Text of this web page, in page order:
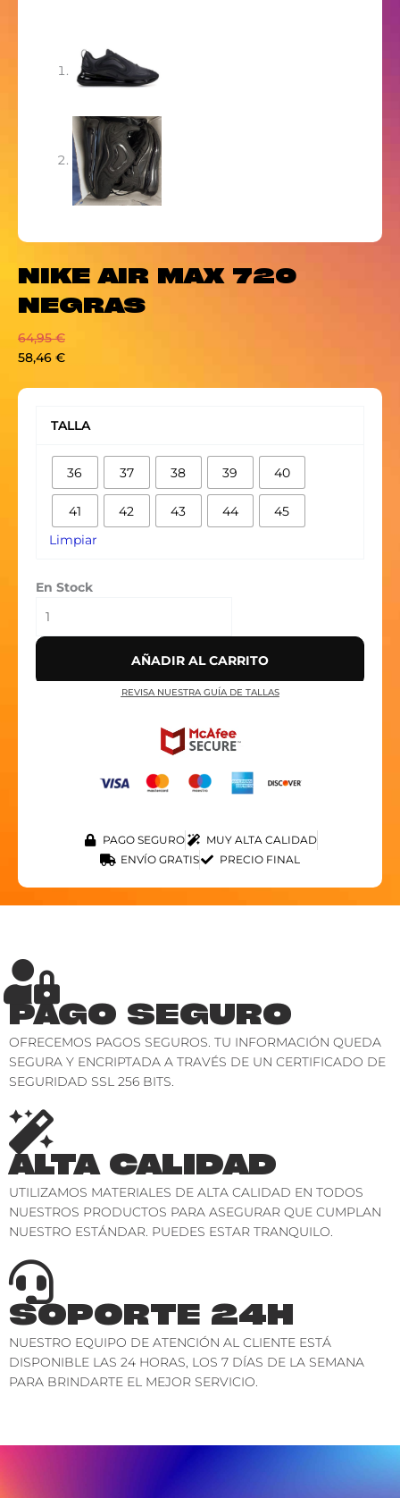
NIKE AIR MAX 720
NEGRAS
64,95€
58,46 €
TALLA
36 37 38 39 40
41 42 43 44 45
Limpiar
En Stock
720
NEGRAS
cantidad
AÑADIR AL CARRITO
REVISA NUESTRA GUÍA DE TALLAS
PAGO SEGURO
MUY ALTA CALIDAD
ENVÍO GRATIS
PRECIO FINAL
PAGO SEGURO
OFRECEMOS PAGOS SEGUROS. TU INFORMACIÓN QUEDA
SEGURA Y ENCRIPTADA A TRAVÉS DE UN CERTIFICADO DE
SEGURIDAD SSL 256 BITS.
ALTA CALIDAD
UTILIZAMOS MATERIALES DE ALTA CALIDAD EN TODOS
NUESTROS PRODUCTOS PARA ASEGURAR QUE CUMPLAN
NUESTRO ESTÁNDAR. PUEDES ESTAR TRANQUILO.
SOPORTE 24H
NUESTRO EQUIPO DE ATENCIÓN AL CLIENTE ESTÁ
DISPONIBLE LAS 24 HORAS, LOS 7 DÍAS DE LA SEMANA
PARA BRINDARTE EL MEJOR SERVICIO.